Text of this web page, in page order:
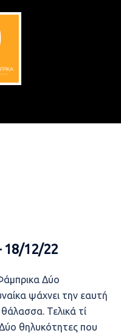
18/12/22
Δύο
ψάχνει την εαυτή
Τελικά τί
θηλυκότητες που